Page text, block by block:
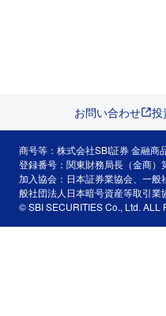
お問い合わせ 投
商号等：株式会社SBI証券 金融商
登録番号：関東財務局長（金商）
加入協会：日本証券業協会、一
般社団法人日本暗号資産等取引業
© SBI SECURITIES Co., Ltd. ALL